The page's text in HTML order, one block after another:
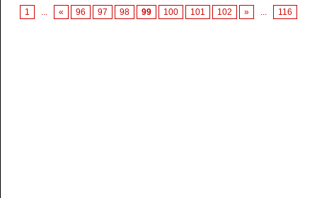
1 ... « 96 97 98 99 100 101 102 » ... 116